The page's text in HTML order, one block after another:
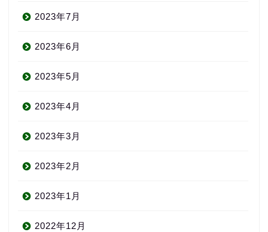
2023年7月
2023年6月
2023年5月
2023年4月
2023年3月
2023年2月
2023年1月
2022年12月